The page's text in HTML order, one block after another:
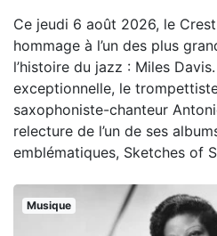
Ce jeudi 6 août 2026, le
hommage à l’un des plus
l’histoire du jazz : Miles
exceptionnelle, le
saxophoniste-chanteur
relecture de l’un de ses
emblématiques, Sketches of
Musique